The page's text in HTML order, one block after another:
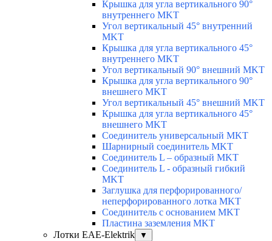
Крышка для угла вертикального 90°
внутреннего MKT
Угол вертикальный 45° внутренний
MKT
Крышка для угла вертикального 45°
внутреннего MKT
Угол вертикальный 90° внешний MKT
Крышка для угла вертикального 90°
внешнего MKT
Угол вертикальный 45° внешний MKT
Крышка для угла вертикального 45°
внешнего MKT
Соединитель универсальный MKT
Шарнирный соединитель MKT
Соединитель L – образный MKT
Соединитель L - образный гибкий
MKT
Заглушка для перфорированного/
неперфорированного лотка MKT
Соединитель с основанием MKT
Пластина заземления MKT
Лотки EAE-Elektrik
▼